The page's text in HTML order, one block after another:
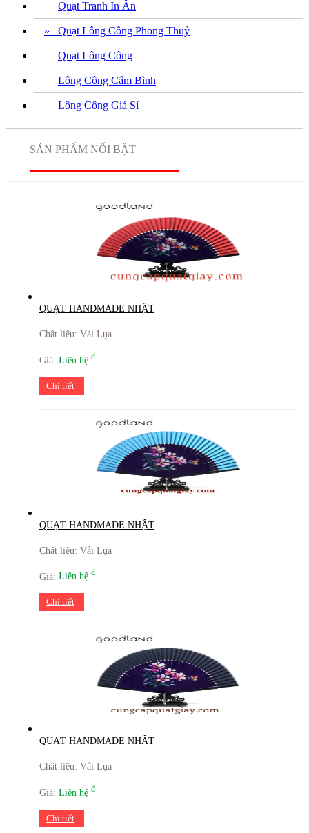
Quạt Tranh In Ấn
» Quạt Lông Công Phong Thuỷ
Quạt Lông Công
Lông Công Cấm Bình
Lông Công Giá Sỉ
SẢN PHẨM NỔI BẬT
QUẠT HANDMADE NHẬT
Chất liệu: Vải Lụa
Giá: Liên hệ đ
Chi tiết
QUẠT HANDMADE NHẬT
Chất liệu: Vải Lụa
Giá: Liên hệ đ
Chi tiết
QUẠT HANDMADE NHẬT
Chất liệu: Vải Lụa
Giá: Liên hệ đ
Chi tiết